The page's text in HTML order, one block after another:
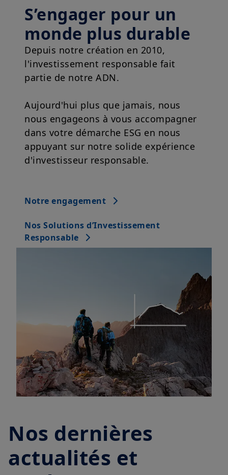
monde plus durable
Depuis notre création en 2010,
l'investissement responsable fait
partie de notre ADN.
Aujourd'hui plus que jamais, nous
dans votre démarche ESG en nous
appuyant sur notre solide expérience
d'investisseur responsable.
Nos Solutions d’Investissement
actualités et
analyses